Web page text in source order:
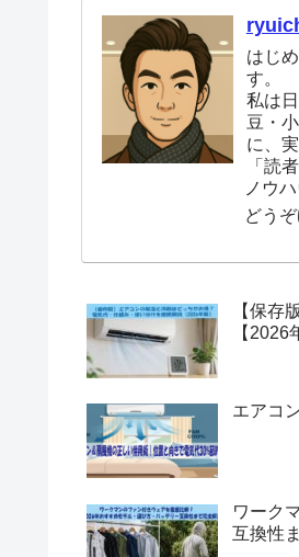
はじ
す。
私は
豆・
に、
「読
ノウ
どう
【保存
【2026
エアコ
ワーク
互換性